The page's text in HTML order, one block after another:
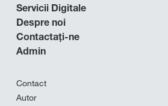
Servicii Digitale
Despre noi
Contactaţi-ne
Admin
Contact
Autor